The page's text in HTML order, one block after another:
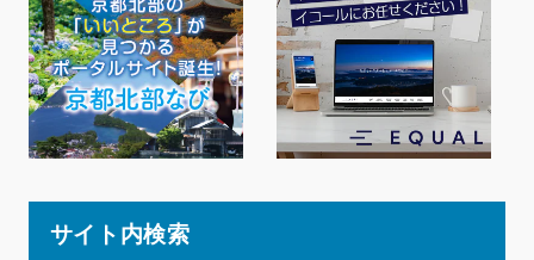
サイト内検索